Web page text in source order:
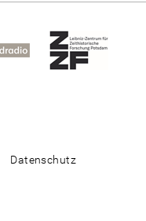
Datenschutz